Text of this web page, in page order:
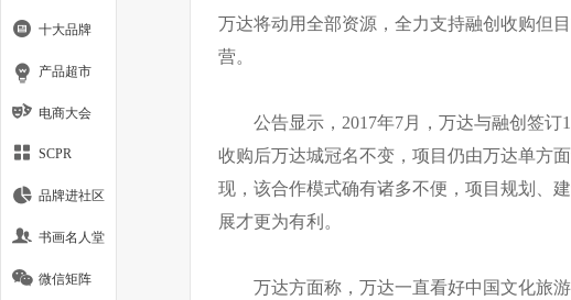
万达将动用全部资源，全力支持融创收购但
营。
公告显示，2017年7月，万达与融创签订
收购后万达城冠名不变，项目仍由万达单方
现，该合作模式确有诸多不便，项目规划、
展才更为有利。
万达方面称，万达一直看好中国文化旅
十大品牌
产品超市
电商大会
SCPR
品牌进社区
书画名人堂
微信矩阵